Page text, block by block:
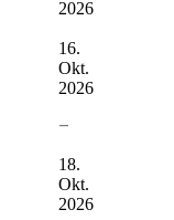
2026
16.
Okt.
2026
–
18.
Okt.
2026